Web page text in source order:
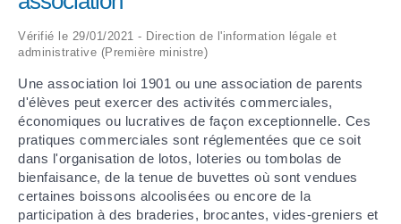
Vérifié le 29/01/2021 - Direction de l'information légale et
administrative (Première ministre)
Une association loi 1901 ou une association de parents
d'élèves peut exercer des activités commerciales,
économiques ou lucratives de façon exceptionnelle. Ces
pratiques commerciales sont réglementées que ce soit
dans l'organisation de lotos, loteries ou tombolas de
bienfaisance, de la tenue de buvettes où sont vendues
certaines boissons alcoolisées ou encore de la
participation à des braderies, brocantes, vides-greniers et
ARRÊTÉS MUNICIPAUX
DÉLIBÉRATIONS